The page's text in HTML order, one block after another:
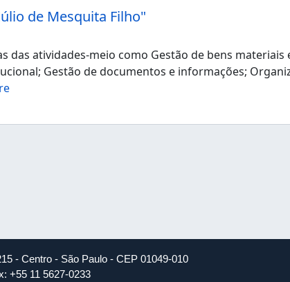
de Mesquita Filho"
das atividades-meio como Gestão de bens materiais
Gestão de documentos e informações;
- Centro - São Paulo - CEP 01049-010
+55 11 5627-0233